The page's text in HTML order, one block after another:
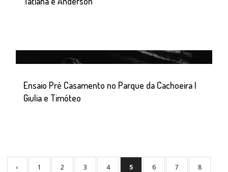
Ensaio Pré Casamento no Parque da Cachoeira |
Giulia e Timóteo
‹ 1 2 3 4 5 6 7 8